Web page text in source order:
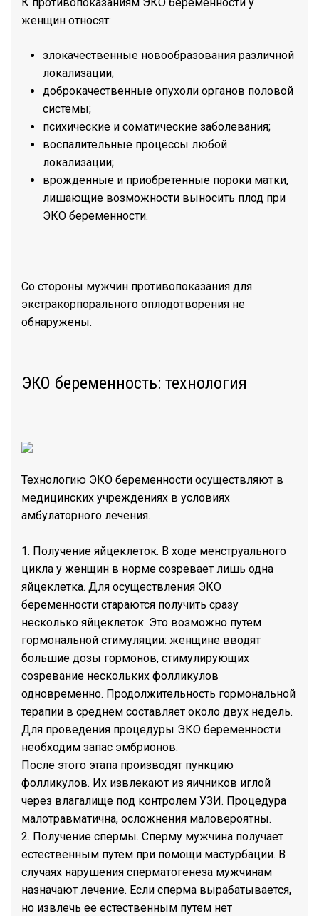
женщин относят:
злокачественные новообразования различной
локализации;
доброкачественные опухоли органов половой
системы;
психические и соматические заболевания;
воспалительные процессы любой
локализации;
врожденные и приобретенные пороки матки,
лишающие возможности выносить плод при
ЭКО беременности.
Со стороны мужчин противопоказания для
экстракорпорального оплодотворения не
обнаружены.
ЭКО беременность: технология
Технологию ЭКО беременности осуществляют в
медицинских учреждениях в условиях
амбулаторного лечения.
1. Получение яйцеклеток. В ходе менструального
цикла у женщин в норме созревает лишь одна
яйцеклетка. Для осуществления ЭКО
беременности стараются получить сразу
несколько яйцеклеток. Это возможно путем
гормональной стимуляции: женщине вводят
большие дозы гормонов, стимулирующих
созревание нескольких фолликулов
одновременно. Продолжительность гормональной
терапии в среднем составляет около двух недель.
Для проведения процедуры ЭКО беременности
необходим запас эмбрионов.
После этого этапа производят пункцию
фолликулов. Их извлекают из яичников иглой
через влагалище под контролем УЗИ. Процедура
малотравматична, осложнения маловероятны.
2. Получение спермы. Сперму мужчина получает
естественным путем при помощи мастурбации. В
случаях нарушения сперматогенеза мужчинам
назначают лечение. Если сперма вырабатывается,
но извлечь ее естественным путем нет